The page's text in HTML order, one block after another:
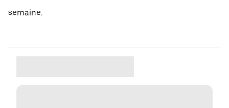
semaine.